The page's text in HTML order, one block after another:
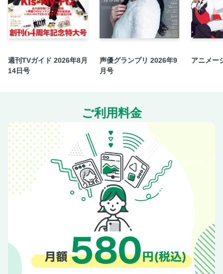
［2024年 テーマ別注目作品紹介］このホラーマンガがすご
い！ 緑の五寸釘
［2024年 テーマ別注目作品紹介］このゲームが怖い！ 各
［2024年 テーマ別注目作品紹介］このホラー映画がすご
い！ 三橋曉
［作品リスト］朝宮運河
週刊TVガイド 2026年8月
14日号
声優グランプリ 2026年9
月号
アニメー
ご利用料金